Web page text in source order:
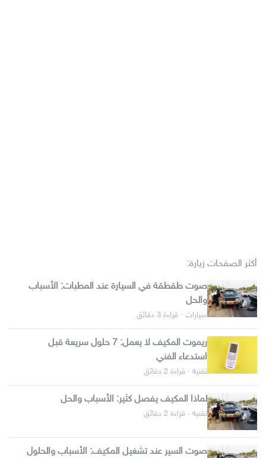
أكثر الصفحات زيارة:
صوت طقطقة في السيارة عند المطبات: الأسباب
والحل
سيارات · قراءة 3 دقائق
ريموت المكيف لا يعمل: 7 حلول سريعة قبل
استدعاء الفني
تقنية · قراءة 2 دقائق
لماذا المكيف يفصل كثير: الأسباب والحل
تقنية · قراءة 2 دقائق
صوت السير عند تشغيل المكيف: الأسباب والحلول